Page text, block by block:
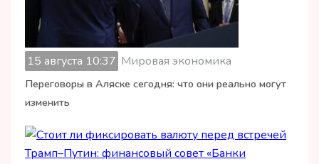
15 августа 10:37 Мировая экономика
Переговоры в Аляске сегодня: что они реально могут
изменить